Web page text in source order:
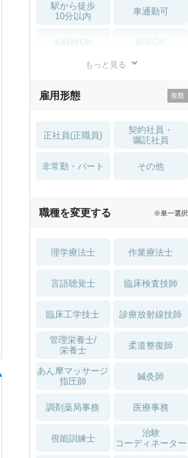
駅から徒歩
10分以内
車通勤可
住宅手当・補助
土日祝休 無資格 OK
積極採用中 WEB面接OK
もっと見る
雇用形態
正社員(正職員)
契約社員・
嘱託社員
非常勤・パート その他
職種を変更する ※単一選択
理学療法士 作業療法士
言語聴覚士 臨床検査技師
臨床工学技士 診療放射線技師
管理栄養士/
栄養士
柔道整復師
あん摩マッサージ
指圧師
鍼灸師
調剤薬局事務 医療事務
視能訓練士
治験
コーディネーター